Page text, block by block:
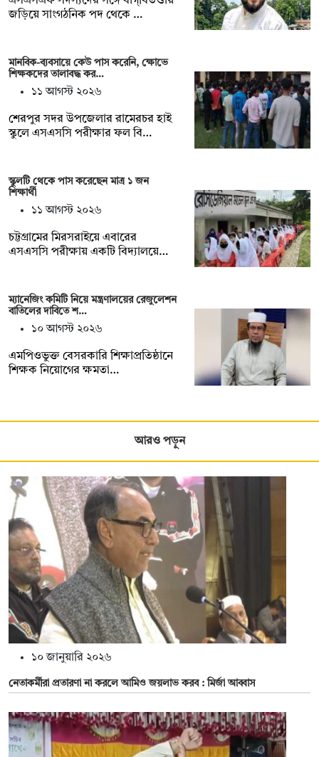
জড়িয়ে সাংগঠনিক পদ থেকে …
মানবিক-ব্যবসায়ে কেউ পাস করেনি, ক্ষোভে
শিক্ষকদের তালাবদ্ধ কর…
১১ আগস্ট ২০২৬
শেরপুর সদর উপজেলার রামেরচর হাই
স্কুলে এসএসসি পরীক্ষার ফল বি…
স্কুলটি থেকে পাস করেছেন মাত্র ১ জন
শিক্ষার্থী
১১ আগস্ট ২০২৬
চট্টগ্রামের মিরসরাইয়ে এবারের
এসএসসি পরীক্ষায় একটি বিদ্যালয়ে…
ম্যানেজিং কমিটি নিয়ে মন্ত্রণালয়ের রেজুলেশন
বাতিলের দাবিতে শ…
১০ আগস্ট ২০২৬
এমপিওভুক্ত বেসরকারি শিক্ষাপ্রতিষ্ঠানে
শিক্ষক নিয়োগের ক্ষমতা…
আরও পড়ুন
১০ জানুয়ারি ২০২৬
নেতাকর্মীরা প্রতারণা না করলে আমিও জয়লাভ করব : মির্জা আব্বাস